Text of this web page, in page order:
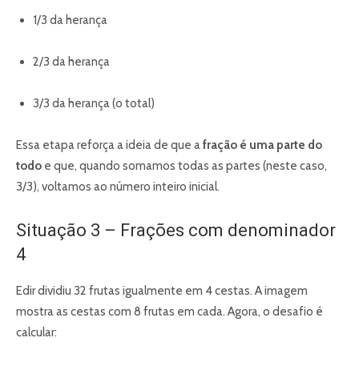
1/3 da herança
2/3 da herança
3/3 da herança (o total)
Essa etapa reforça a ideia de que afração é uma parte do
todo e que, quando somamos todas as partes (neste caso,
3/3), voltamos ao número inteiro inicial.
Situação 3 – Frações com denominador
4
Edir dividiu 32 frutas igualmente em 4 cestas. A imagem
mostra as cestas com 8 frutas em cada. Agora, o desafio é
calcular: